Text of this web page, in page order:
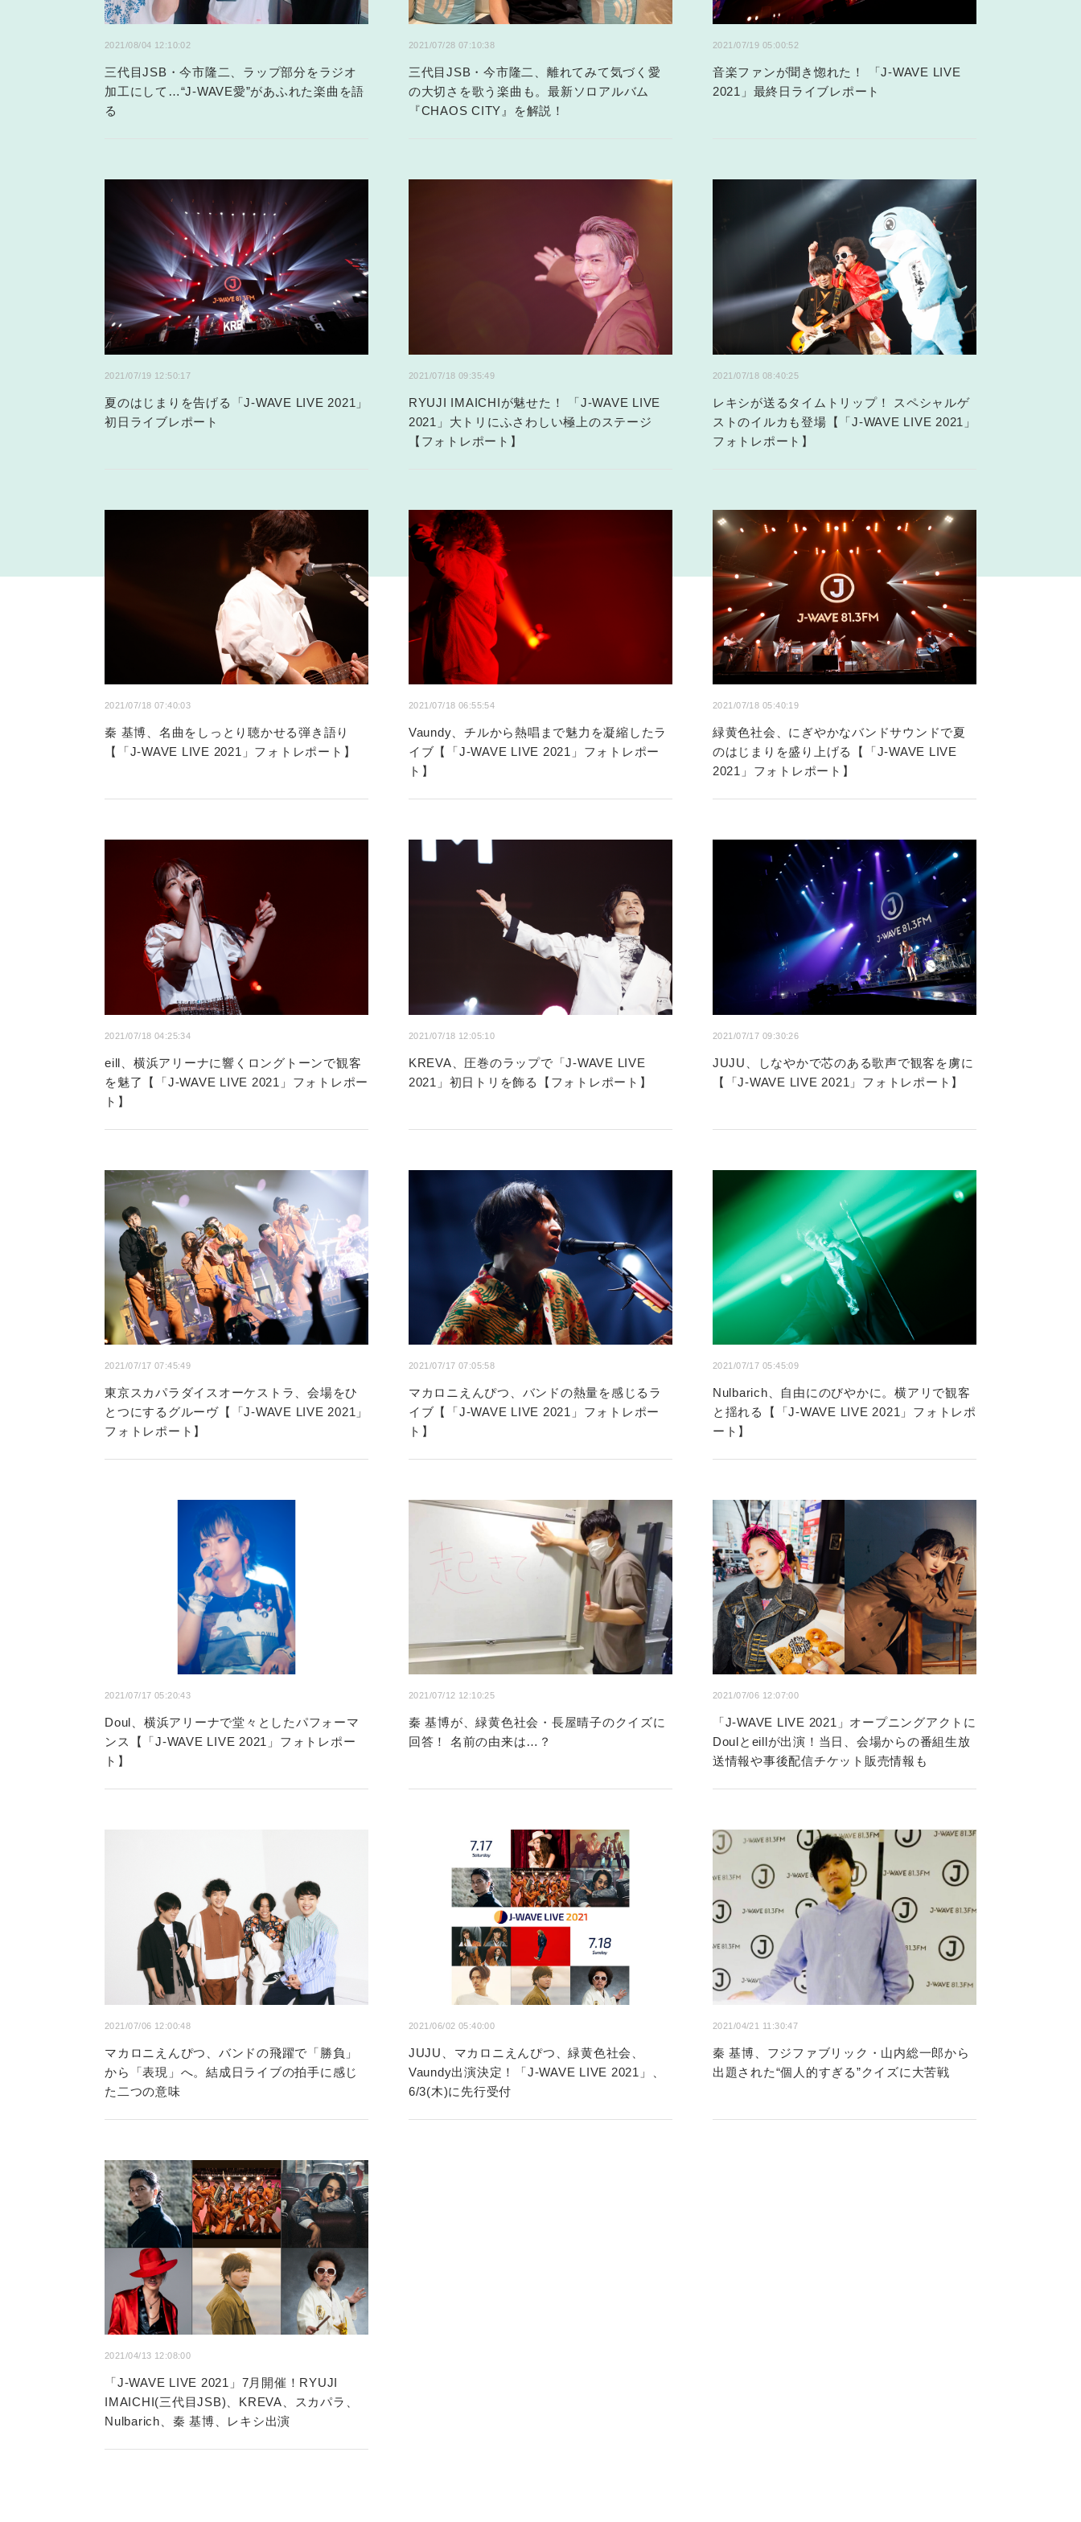
2021/08/04 12:10:02
三代目JSB・今市隆二、ラップ部分をラジオ
加工にして…“J-WAVE愛”があふれた楽曲を語
る
2021/07/28 07:10:38
三代目JSB・今市隆二、離れてみて気づく愛
の大切さを歌う楽曲も。最新ソロアルバム
『CHAOS CITY』を解説！
2021/07/19 05:00:52
音楽ファンが聞き惚れた！ 「J-WAVE LIVE
2021」最終日ライブレポート
2021/07/19 12:50:17
夏のはじまりを告げる「J-WAVE LIVE 2021」
初日ライブレポート
2021/07/18 09:35:49
RYUJI IMAICHIが魅せた！ 「J-WAVE LIVE
2021」大トリにふさわしい極上のステージ
【フォトレポート】
2021/07/18 08:40:25
レキシが送るタイムトリップ！ スペシャルゲ
ストのイルカも登場【「J-WAVE LIVE 2021」
フォトレポート】
2021/07/18 07:40:03
秦 基博、名曲をしっとり聴かせる弾き語り
【「J-WAVE LIVE 2021」フォトレポート】
2021/07/18 06:55:54
Vaundy、チルから熱唱まで魅力を凝縮したラ
イブ【「J-WAVE LIVE 2021」フォトレポー
ト】
2021/07/18 05:40:19
緑黄色社会、にぎやかなバンドサウンドで夏
のはじまりを盛り上げる【「J-WAVE LIVE
2021」フォトレポート】
2021/07/18 04:25:34
eill、横浜アリーナに響くロングトーンで観客
を魅了【「J-WAVE LIVE 2021」フォトレポー
ト】
2021/07/18 12:05:10
KREVA、圧巻のラップで「J-WAVE LIVE
2021」初日トリを飾る【フォトレポート】
2021/07/17 09:30:26
JUJU、しなやかで芯のある歌声で観客を虜に
【「J-WAVE LIVE 2021」フォトレポート】
2021/07/17 07:45:49
東京スカパラダイスオーケストラ、会場をひ
とつにするグルーヴ【「J-WAVE LIVE 2021」
フォトレポート】
2021/07/17 07:05:58
マカロニえんぴつ、バンドの熱量を感じるラ
イブ【「J-WAVE LIVE 2021」フォトレポー
ト】
2021/07/17 05:45:09
Nulbarich、自由にのびやかに。横アリで観客
と揺れる【「J-WAVE LIVE 2021」フォトレポ
ート】
2021/07/17 05:20:43
Doul、横浜アリーナで堂々としたパフォーマ
ンス【「J-WAVE LIVE 2021」フォトレポー
ト】
2021/07/12 12:10:25
秦 基博が、緑黄色社会・長屋晴子のクイズに
回答！ 名前の由来は…？
2021/07/06 12:07:00
「J-WAVE LIVE 2021」オープニングアクトに
Doulとeillが出演！当日、会場からの番組生放
送情報や事後配信チケット販売情報も
2021/07/06 12:00:48
マカロニえんぴつ、バンドの飛躍で「勝負」
から「表現」へ。結成日ライブの拍手に感じ
た二つの意味
2021/06/02 05:40:00
JUJU、マカロニえんぴつ、緑黄色社会、
Vaundy出演決定！「J-WAVE LIVE 2021」、
6/3(木)に先行受付
2021/04/21 11:30:47
秦 基博、フジファブリック・山内総一郎から
出題された“個人的すぎる”クイズに大苦戦
2021/04/13 12:08:00
「J-WAVE LIVE 2021」7月開催！RYUJI
IMAICHI(三代目JSB)、KREVA、スカパラ、
Nulbarich、秦 基博、レキシ出演